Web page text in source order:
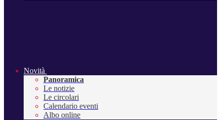
Novità
Panoramica
Le notizie
Le circolari
Calendario eventi
Albo online